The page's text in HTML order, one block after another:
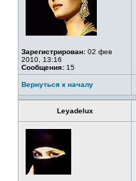
Зарегистрирован: 02 фев
2010, 13:16
Сообщения: 15
Вернуться к началу
Leyadelux